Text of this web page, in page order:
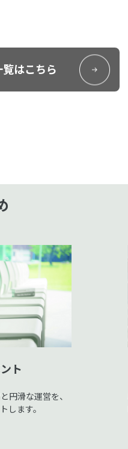
はこちら
ト
円滑な運営を、
します。